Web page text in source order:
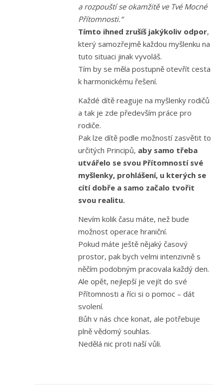
a rozpouští se okamžitě ve Tvé Mocné
Přítomnosti.“
Tímto ihned zrušíš jakýkoliv odpor,
který samozřejmě každou myšlenku na
tuto situaci jinak vyvoláš.
Tím by se měla postupně otevřít cesta
k harmonickému řešení.
Každé dítě reaguje na myšlenky rodičů
a tak je zde především práce pro
rodiče.
Pak lze dítě podle možností zasvětit to
určitých Principů, aby samo třeba
utvářelo se svou Přítomností své
myšlenky, prohlášení, u kterých se
cítí dobře a samo začalo tvořit
svou realitu.
Nevím kolik času máte, než bude
možnost operace hraniční.
Pokud máte ještě nějaký časový
prostor, pak bych velmi intenzivně s
něčím podobným pracovala každý den.
Ale opět, nejlepší je vejít do své
Přítomnosti a říci si o pomoc – dát
svolení.
Bůh v nás chce konat, ale potřebuje
plně vědomý souhlas.
Nedělá nic proti naší vůli.